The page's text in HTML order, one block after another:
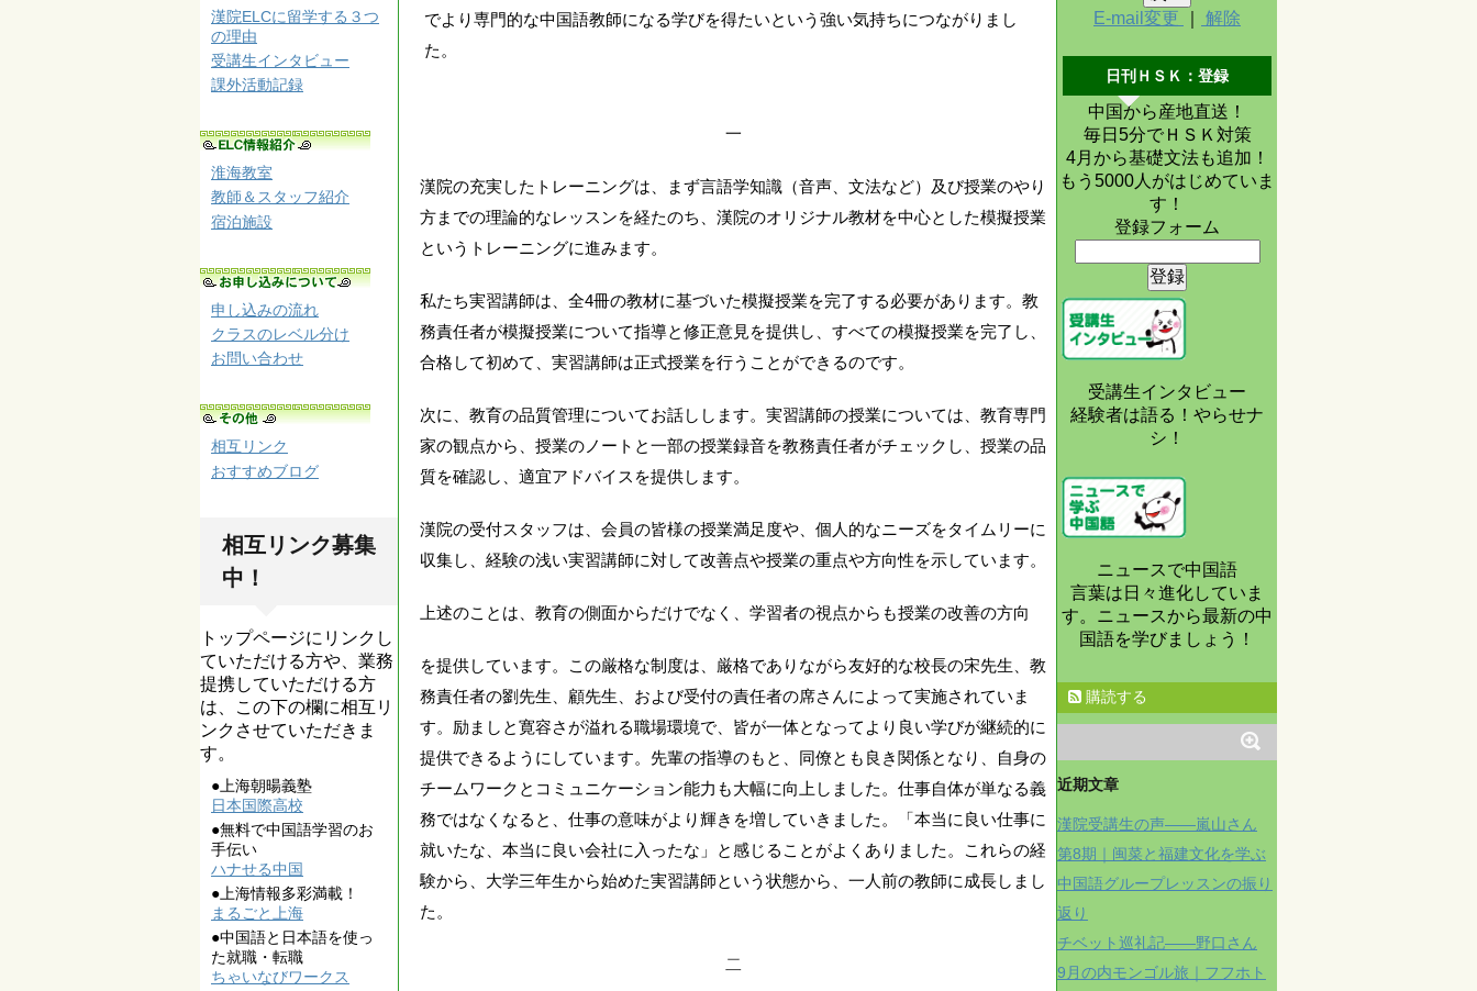
でより専門的な中国語教師になる学びを得たいという強い気持ちにつながりまし
た。
一
漢院の充実したトレーニングは、まず言語学知識（音声、文法など）及び授業のやり
方までの理論的なレッスンを経たのち、漢院のオリジナル教材を中心とした模擬授業
というトレーニングに進みます。
私たち実習講師は、全4冊の教材に基づいた模擬授業を完了する必要があります。教
務責任者が模擬授業について指導と修正意見を提供し、すべての模擬授業を完了し、
合格して初めて、実習講師は正式授業を行うことができるのです。
次に、教育の品質管理についてお話しします。実習講師の授業については、教育専門
家の観点から、授業のノートと一部の授業録音を教務責任者がチェックし、授業の品
質を確認し、適宜アドバイスを提供します。
漢院の受付スタッフは、会員の皆様の授業満足度や、個人的なニーズをタイムリーに
収集し、経験の浅い実習講師に対して改善点や授業の重点や方向性を示しています。
上述のことは、教育の側面からだけでなく、学習者の視点からも授業の改善の方向
を提供しています。この厳格な制度は、厳格でありながら友好的な校長の宋先生、教
務責任者の劉先生、顧先生、および受付の責任者の席さんによって実施されていま
す。励ましと寛容さが溢れる職場環境で、皆が一体となってより良い学びが継続的に
提供できるようにしています。先輩の指導のもと、同僚とも良き関係となり、自身の
チームワークとコミュニケーション能力も大幅に向上しました。仕事自体が単なる義
務ではなくなると、仕事の意味がより輝きを増していきました。「本当に良い仕事に
就いたな、本当に良い会社に入ったな」と感じることがよくありました。これらの経
験から、大学三年生から始めた実習講師という状態から、一人前の教師に成長しまし
た。
二
E-mail変更 解除
日刊ＨＳＫ：登録
中国から産地直送！
毎日5分でＨＳＫ対策
4月から基礎文法も追加！
もう5000人がはじめていま
す！
登録フォーム
受講生インタビュー
経験者は語る！やらせナ
シ！
ニュースで中国語
言葉は日々進化していま
す。ニュースから最新の中
国語を学びましょう！
購読する
近期文章
漢院受講生の声——嵐山さん
第8期｜闽菜と福建文化を学ぶ
中国語グループレッスンの振り
返り
チベット巡礼記——野口さん
9月の内モンゴル旅｜フフホト
漢院ELCに留学する３つ
の理由
受講生インタビュー
課外活動記録
淮海教室
教師＆スタッフ紹介
宿泊施設
申し込みの流れ
クラスのレベル分け
お問い合わせ
相互リンク
おすすめブログ
相互リンク募集
中！
トップページにリンクし
ていただける方や、業務
提携していただける方
は、この下の欄に相互リ
ンクさせていただきま
す。
●上海朝暘義塾
日本国際高校
●無料で中国語学習のお
手伝い
ハナせる中国
●上海情報多彩満載！
まるごと上海
●中国語と日本語を使っ
た就職・転職
ちゃいなびワークス